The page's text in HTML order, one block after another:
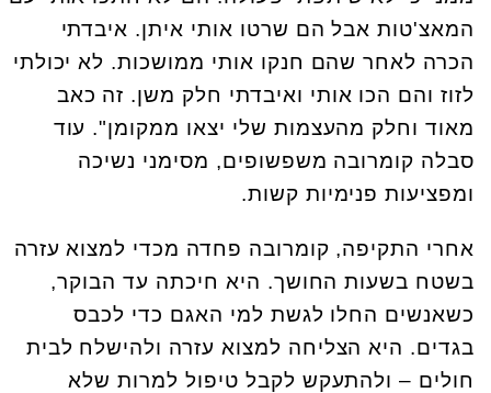
המאצ'טות אבל הם שרטו אותי איתן. איבדתי
הכרה לאחר שהם חנקו אותי ממושכות. לא יכולתי
לזוז והם הכו אותי ואיבדתי חלק משן. זה כאב
מאוד וחלק מהעצמות שלי יצאו ממקומן". עוד
סבלה קומרובה משפשופים, מסימני נשיכה
ומפציעות פנימיות קשות.
אחרי התקיפה, קומרובה פחדה מכדי למצוא עזרה
בשטח בשעות החושך. היא חיכתה עד הבוקר,
כשאנשים החלו לגשת למי האגם כדי לכבס
בגדים. היא הצליחה למצוא עזרה ולהישלח לבית
חולים – ולהתעקש לקבל טיפול למרות שלא